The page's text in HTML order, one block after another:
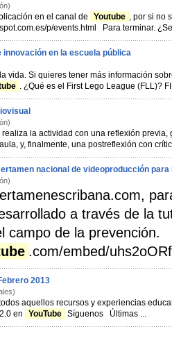
en el canal de Youtube , por si no
http://
en la escuela pública
vida. Si quieres tener más información
. ¿Qué es el First Lego League (FLL)?
realiza la actividad con una reflexión
y, finalmente, una postreflexión con
nacional de videoproducción
a través de la tutoría. Potenciar
campo de la prevención.
.com/embed/
2013
aquellos recursos y experiencias
BP 2.0 en
YouTube Síguenos Últimas ...